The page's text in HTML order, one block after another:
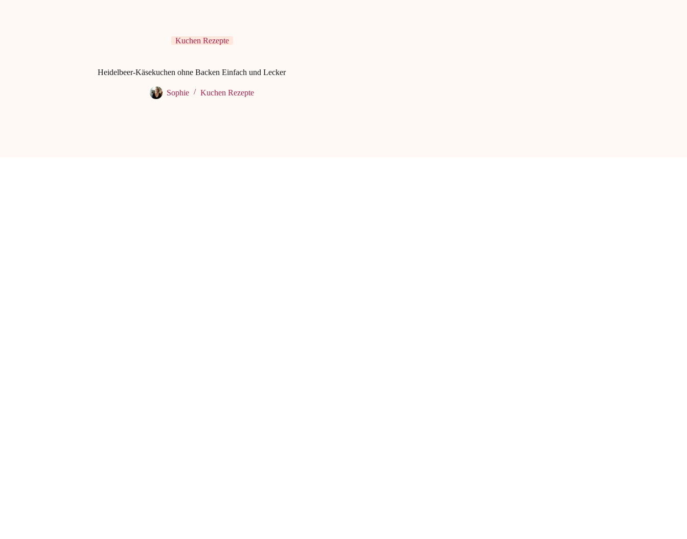
Kuchen Rezepte
Heidelbeer-Käsekuchen ohne Backen Einfach und Lecker
Sophie Kuchen Rezepte